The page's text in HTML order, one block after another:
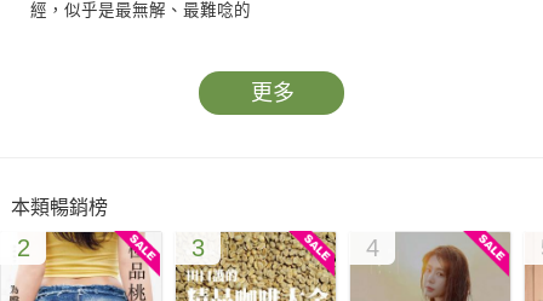
經，似乎是最無解、最難唸的
更多
本類暢銷榜
2 3 4